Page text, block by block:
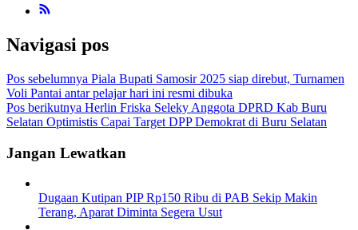
Navigasi pos
Pos sebelumnya Piala Bupati Samosir 2025 siap direbut, Turnamen
Voli Pantai antar pelajar hari ini resmi dibuka
Pos berikutnya Herlin Friska Seleky Anggota DPRD Kab Buru
Selatan Optimistis Capai Target DPP Demokrat di Buru Selatan
Jangan Lewatkan
Dugaan Kutipan PIP Rp150 Ribu di PAB Sekip Makin
Terang, Aparat Diminta Segera Usut